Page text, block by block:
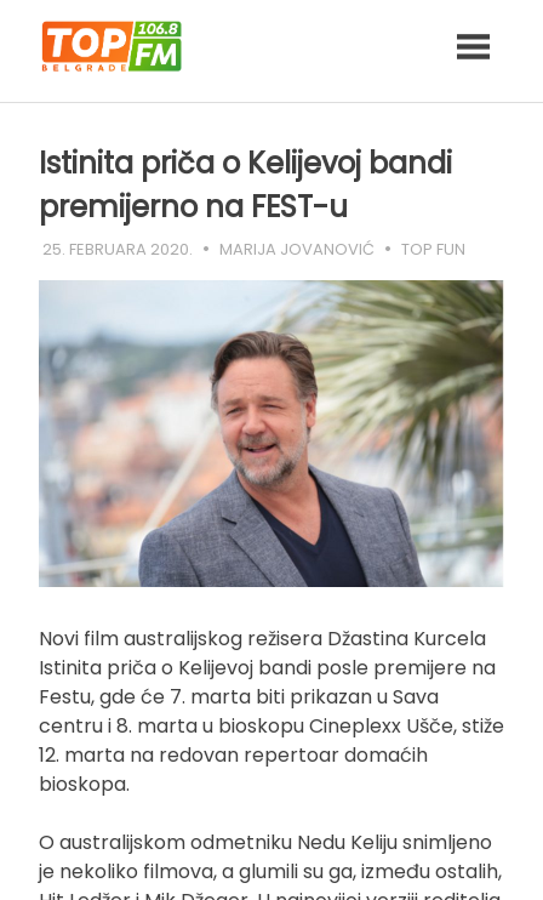
content
Istinita priča o Kelijevoj bandi
premijerno na FEST-u
25. FEBRUARA 2020. MARIJA JOVANOVIĆ TOP FUN
Novi film australijskog režisera Džastina Kurcela
Istinita priča o Kelijevoj bandi posle premijere na
Festu, gde će 7. marta biti prikazan u Sava
centru i 8. marta u bioskopu Cineplexx Ušče, stiže
12. marta na redovan repertoar domaćih
bioskopa.
O australijskom odmetniku Nedu Keliju snimljeno
je nekoliko filmova, a glumili su ga, između ostalih,